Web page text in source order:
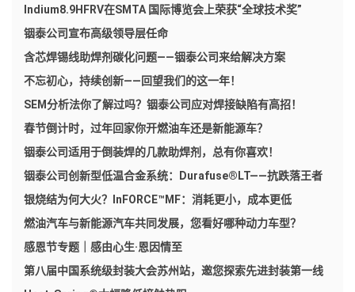
Indium8.9HFRV在SMTA 国际博览会上荣获“全球技术奖”
铟泰公司宣布高级领导层任命
含芯焊锡线助焊剂碳化问题——铟泰公司来给解决方案
不忘初心，持续创新——回望我们的这一年！
SEM分析法你了解过吗？铟泰公司应对焊接缺陷有高招！
春节倒计时，过年回家你开燃油车还是新能源车？
铟泰公司适用于倒装焊的几款助焊剂，总有你喜欢！
铟泰公司创新型低温合金系统：Durafuse®LT——抗跌落王者
银烧结为何大火？InFORCE™MF：消耗更小，成本更低
燃油汽车与新能源汽车共同发展，您看好哪种动力车型？
感恩节专题｜感由心生·恩因情至
第八届中国系统级封装大会苏州站，邀您探索先进封装第一线